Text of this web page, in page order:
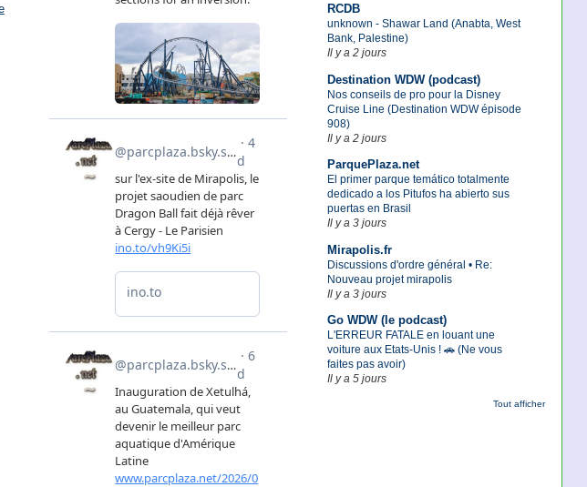
RCDB
unknown - Shawar Land (Anabta, West
Bank, Palestine)
Il y a 2 jours
Destination WDW (podcast)
Nos conseils de pro pour la Disney
Cruise Line (Destination WDW épisode
908)
Il y a 2 jours
ParquePlaza.net
El primer parque temático totalmente
dedicado a los Pitufos ha abierto sus
puertas en Brasil
Il y a 3 jours
Mirapolis.fr
Discussions d'ordre général • Re:
Nouveau projet mirapolis
Il y a 3 jours
Go WDW (le podcast)
L'ERREUR FATALE en louant une
voiture aux Etats-Unis ! 🚗 (Ne vous
faites pas avoir)
Il y a 5 jours
Tout afficher